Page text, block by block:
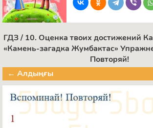
ГДЗ / 10. Оценка твоих достижений
«Камень-загадка Жумбактас»
Повторяй!
← Алдыңғы